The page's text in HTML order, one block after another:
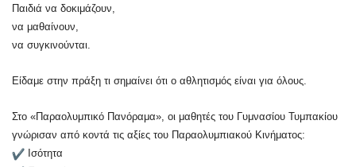
Παιδιά να δοκιμάζουν,
να μαθαίνουν,
να συγκινούνται.
Είδαμε στην πράξη τι σημαίνει ότι ο αθλητισμός είναι για όλους.
Στο «Παραολυμπικό Πανόραμα», οι μαθητές του Γυμνασίου Τυμπακίου
γνώρισαν από κοντά τις αξίες του Παραολυμπιακού Κινήματος:
Ισότητα